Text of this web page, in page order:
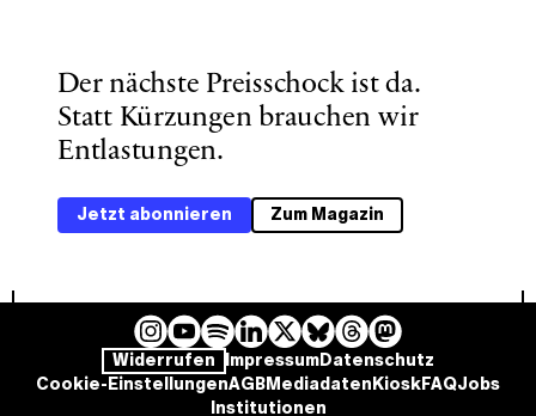
Der nächste Preisschock ist da.
Statt Kürzungen brauchen wir
Entlastungen.
Jetzt abonnieren Zum Magazin
I
n
s
Y
o
u
S
p
o
L
i
n
B
l
u
T
h
r
M
a
s
Widerrufen ImpressumDatenschutz
Cookie-EinstellungenAGBMediadaten KioskFAQJobs
Institutionen